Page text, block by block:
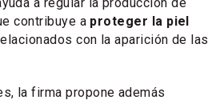
a regular la producción de
contribuye a proteger la piel
con la aparición de las
la firma propone además